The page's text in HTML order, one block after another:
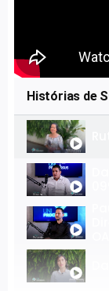
Histórias de